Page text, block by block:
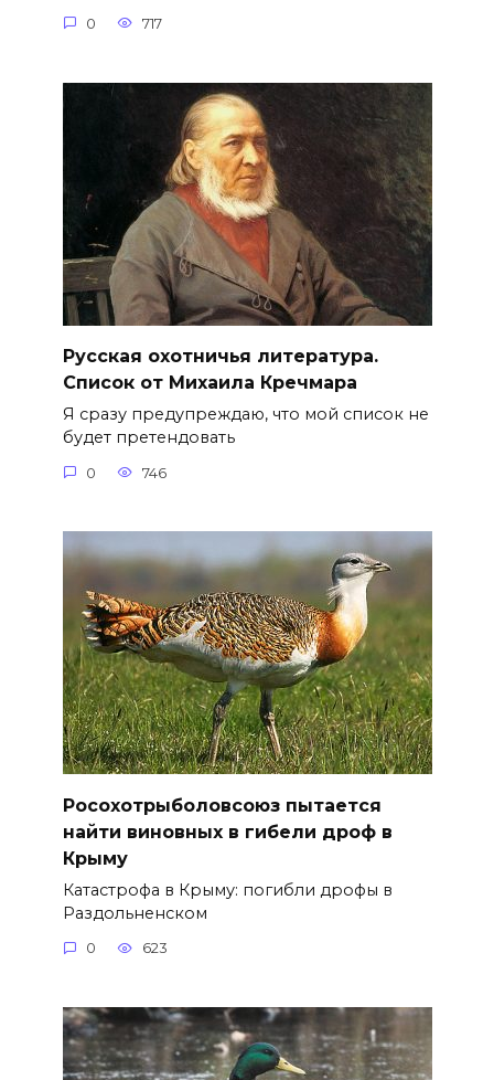
0 717
Русская охотничья литература.
Список от Михаила Кречмара
Я сразу предупреждаю, что мой список не
будет претендовать
0 746
Росохотрыболовсоюз пытается
найти виновных в гибели дроф в
Крыму
Катастрофа в Крыму: погибли дрофы в
Раздольненском
0 623